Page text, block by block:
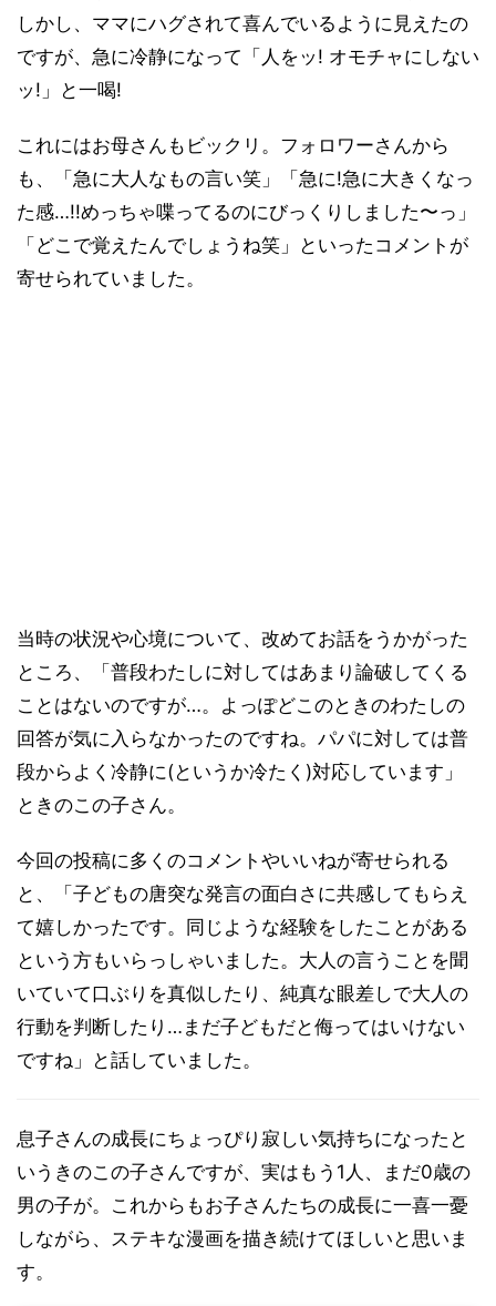
しかし、ママにハグされて喜んでいるように見えたの
ですが、急に冷静になって「人をッ! オモチャにしない
ッ!」と一喝!
これにはお母さんもビックリ。フォロワーさんから
も、「急に大人なもの言い笑」「急に!急に大きくなっ
た感…!!めっちゃ喋ってるのにびっくりしました〜っ」
「どこで覚えたんでしょうね笑」といったコメントが
寄せられていました。
当時の状況や心境について、改めてお話をうかがった
ところ、「普段わたしに対してはあまり論破してくる
ことはないのですが…。よっぽどこのときのわたしの
回答が気に入らなかったのですね。パパに対しては普
段からよく冷静に(というか冷たく)対応しています」
ときのこの子さん。
今回の投稿に多くのコメントやいいねが寄せられる
と、「子どもの唐突な発言の面白さに共感してもらえ
て嬉しかったです。同じような経験をしたことがある
という方もいらっしゃいました。大人の言うことを聞
いていて口ぶりを真似したり、純真な眼差しで大人の
行動を判断したり…まだ子どもだと侮ってはいけない
ですね」と話していました。
息子さんの成長にちょっぴり寂しい気持ちになったと
いうきのこの子さんですが、実はもう1人、まだ0歳の
男の子が。これからもお子さんたちの成長に一喜一憂
しながら、ステキな漫画を描き続けてほしいと思いま
す。